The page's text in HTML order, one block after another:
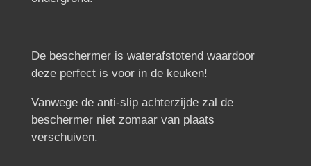
De beschermer is waterafstotend waardoor
deze perfect is voor in de keuken!
Vanwege de anti-slip achterzijde zal de
beschermer niet zomaar van plaats
verschuiven.